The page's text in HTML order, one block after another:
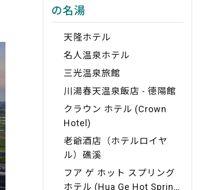
の名湯
天隆ホテル
名人温泉ホテル
三光温泉旅館
川湯春天温泉飯店 - 德陽館
クラウン ホテル (Crown
Hotel)
老爺酒店（ホテルロイヤ
ル）礁溪
フア ゲ ホット スプリング
ホテル (Hua Ge Hot Spring